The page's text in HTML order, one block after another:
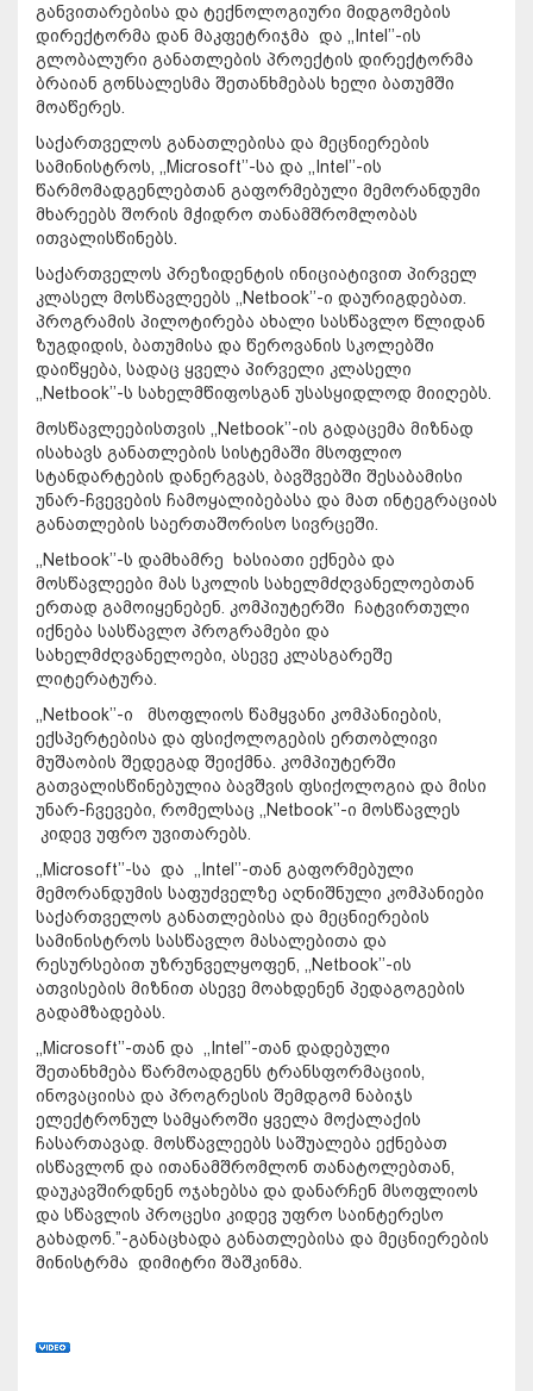
განვითარებისა და ტექნოლოგიური მიდგომების
დირექტორმა დან მაკფეტრიჯმა და ,,Intel’’-ის
გლობალური განათლების პროექტის დირექტორმა
ბრაიან გონსალესმა შეთანხმებას ხელი ბათუმში
მოაწერეს.
საქართველოს განათლებისა და მეცნიერების
სამინისტროს, ,,Microsoft’’-სა და ,,Intel’’-ის
წარმომადგენლებთან გაფორმებული მემორანდუმი
მხარეებს შორის მჭიდრო თანამშრომლობას
ითვალისწინებს.
საქართველოს პრეზიდენტის ინიციატივით პირველ
კლასელ მოსწავლეებს ,,Netbook’’-ი დაურიგდებათ.
პროგრამის პილოტირება ახალი სასწავლო წლიდან
ზუგდიდის, ბათუმისა და წეროვანის სკოლებში
დაიწყება, სადაც ყველა პირველი კლასელი
,,Netbook’’-ს სახელმწიფოსგან უსასყიდლოდ მიიღებს.
მოსწავლეებისთვის ,,Netbook’’-ის გადაცემა მიზნად
ისახავს განათლების სისტემაში მსოფლიო
სტანდარტების დანერგვას, ბავშვებში შესაბამისი
უნარ-ჩვევების ჩამოყალიბებასა და მათ ინტეგრაციას
განათლების საერთაშორისო სივრცეში.
,,Netbook’’-ს დამხამრე ხასიათი ექნება და
მოსწავლეები მას სკოლის სახელმძღვანელოებთან
ერთად გამოიყენებენ. კომპიუტერში ჩატვირთული
იქნება სასწავლო პროგრამები და
სახელმძღვანელოები, ასევე კლასგარეშე
ლიტერატურა.
,,Netbook’’-ი მსოფლიოს წამყვანი კომპანიების,
ექსპერტებისა და ფსიქოლოგების ერთობლივი
მუშაობის შედეგად შეიქმნა. კომპიუტერში
გათვალისწინებულია ბავშვის ფსიქოლოგია და მისი
უნარ-ჩვევები, რომელსაც ,,Netbook’’-ი მოსწავლეს
კიდევ უფრო უვითარებს.
,,Microsoft’’-სა და ,,Intel’’-თან გაფორმებული
მემორანდუმის საფუძველზე აღნიშნული კომპანიები
საქართველოს განათლებისა და მეცნიერების
სამინისტროს სასწავლო მასალებითა და
რესურსებით უზრუნველყოფენ, ,,Netbook’’-ის
ათვისების მიზნით ასევე მოახდენენ პედაგოგების
გადამზადებას.
,,Microsoft’’-თან და ,,Intel’’-თან დადებული
შეთანხმება წარმოადგენს ტრანსფორმაციის,
ინოვაციისა და პროგრესის შემდგომ ნაბიჯს
ელექტრონულ სამყაროში ყველა მოქალაქის
ჩასართავად. მოსწავლეებს საშუალება ექნებათ
ისწავლონ და ითანამშრომლონ თანატოლებთან,
დაუკავშირდნენ ოჯახებსა და დანარჩენ მსოფლიოს
და სწავლის პროცესი კიდევ უფრო საინტერესო
გახადონ.”-განაცხადა განათლებისა და მეცნიერების
მინისტრმა დიმიტრი შაშკინმა.